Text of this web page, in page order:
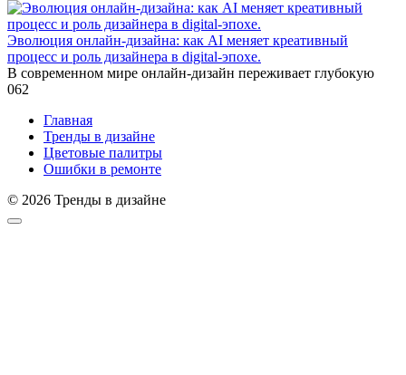
Эволюция онлайн-дизайна: как AI меняет креативный
процесс и роль дизайнера в digital-эпохе.
В современном мире онлайн-дизайн переживает глубокую
062
Главная
Тренды в дизайне
Цветовые палитры
Ошибки в ремонте
© 2026 Тренды в дизайне